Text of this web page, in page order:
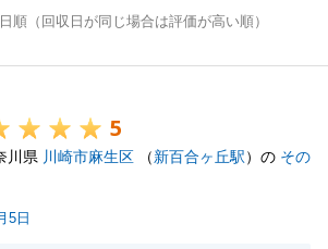
順（回収日が同じ場合は評価が高い順）
5
川県 川崎市麻生区 （新百合ヶ丘駅）の その
5日